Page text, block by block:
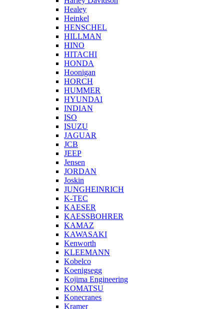
Healey
Heinkel
HENSCHEL
HILLMAN
HINO
HITACHI
HONDA
Hoonigan
HORCH
HUMMER
HYUNDAI
INDIAN
ISO
ISUZU
JAGUAR
JCB
JEEP
Jensen
JORDAN
Joskin
JUNGHEINRICH
K-TEC
KAESER
KAESSBOHRER
KAMAZ
KAWASAKI
Kenworth
KLEEMANN
Kobelco
Koenigsegg
Kojima Engineering
KOMATSU
Konecranes
Kramer